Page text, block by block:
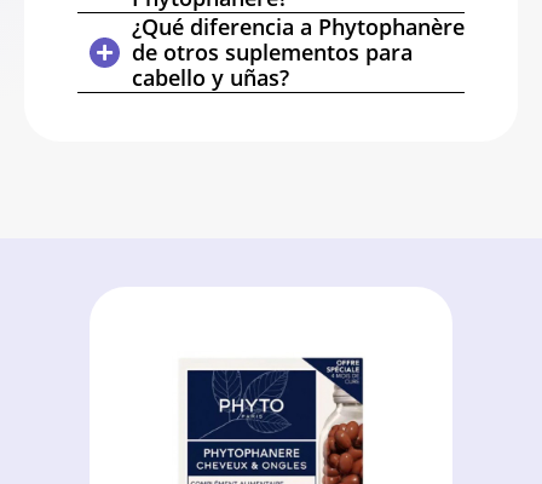
¿Qué diferencia a Phytophanère
de otros suplementos para
cabello y uñas?